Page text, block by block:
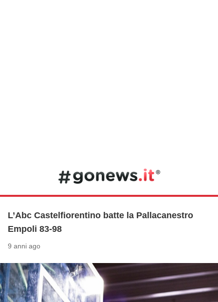
L’Abc Castelfiorentino batte la Pallacanestro
Empoli 83-98
9 anni ago